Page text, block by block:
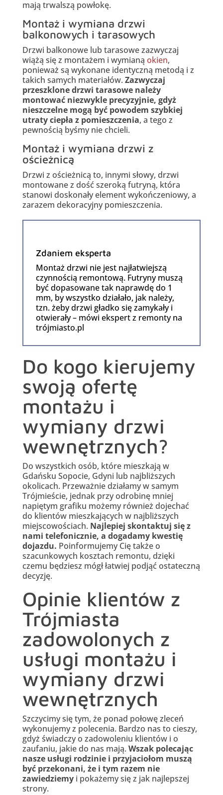
mają trwalszą powłokę.
Montaż i wymiana drzwi
balkonowych i tarasowych
Drzwi balkonowe lub tarasowe zazwyczaj
wiążą się z montażem i wymianą okien,
ponieważ są wykonane identyczną metodą i z
takich samych materiałów. Zazwyczaj
przeszklone drzwi tarasowe należy
montować niezwykle precyzyjnie, gdyż
nieszczelne mogą być powodem szybkiej
utraty ciepła z pomieszczenia, a tego z
pewnością byśmy nie chcieli.
Montaż i wymiana drzwi z
ościeżnicą
Drzwi z ościeżnicą to, innymi słowy, drzwi
montowane z dość szeroką futryną, która
stanowi doskonały element wykończeniowy, a
zarazem dekoracyjny pomieszczenia.
Zdaniem eksperta
Montaż drzwi nie jest najłatwiejszą
czynnością remontową. Futryny muszą
być dopasowane tak naprawdę do 1
mm, by wszystko działało, jak należy,
tzn. żeby drzwi gładko się zamykały i
otwierały – mówi ekspert z remonty na
trójmiasto.pl
Do kogo kierujemy
swoją ofertę
montażu i
wymiany drzwi
wewnętrznych?
Do wszystkich osób, które mieszkają w
Gdańsku Sopocie, Gdyni lub najbliższych
okolicach. Przeważnie działamy w samym
Trójmieście, jednak przy odrobinę mniej
napiętym grafiku możemy również dojechać
do klientów mieszkających w najbliższych
miejscowościach. Najlepiej skontaktuj się z
nami telefonicznie, a dogadamy kwestię
dojazdu. Poinformujemy Cię także o
szacunkowych kosztach remontu, dzięki
czemu będziesz mógł łatwiej podjąć ostateczną
decyzję.
Opinie klientów z
Trójmiasta
zadowolonych z
usługi montażu i
wymiany drzwi
wewnętrznych
Szczycimy się tym, że ponad połowę zleceń
wykonujemy z polecenia. Bardzo nas to cieszy,
gdyż świadczy o zadowoleniu klientów i o
zaufaniu, jakie do nas mają. Wszak polecając
nasze usługi rodzinie i przyjaciołom muszą
być przekonani, że i tym razem nie
zawiedziemyi pokażemy się z jak najlepszej
strony.